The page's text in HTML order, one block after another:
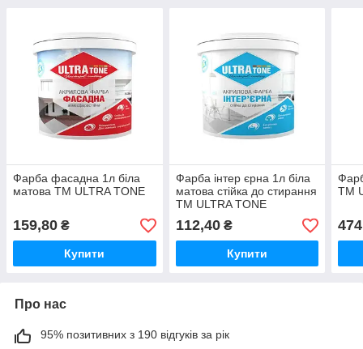
Фарба фасадна 1л біла
матова ТМ ULTRA TONE
159,80 ₴
Купити
Фарба інтер єрна 1л біла
матова стійка до стирання
ТМ ULTRA TONE
112,40₴
Купити
ТМ
Про нас
95% позитивних з 190 відгуків за рік